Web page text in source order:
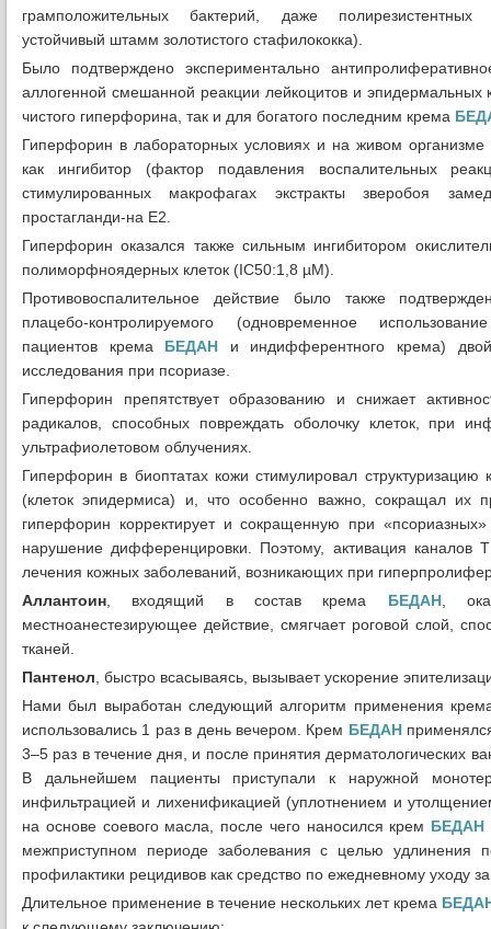
грамположительных бактерий, даже полирезистентных
устойчивый штамм золотистого стафилококка).
Было подтверждено экспериментально
аллогенной смешанной реакции лейкоцитов и эпидермальных
чистого гиперфорина, так и для богатого последним крема
Гиперфорин в лабораторных условиях и на живом организме
как ингибитор (фактор подавления воспалительных
стимулированных макрофагах экстракты зверобоя
простагланди-на Е2.
Гиперфорин оказался также сильным ингибитором
полиморфноядерных клеток (IC50:1,8 µМ).
Противовоспалительное действие было также
плацебо-контролируемого (одновременное
пациентов крема БЕДАН и индифферентного крема)
исследования при псориазе.
Гиперфорин препятствует образованию и снижает
радикалов, способных повреждать оболочку клеток, при
ультрафиолетовом облучениях.
Гиперфорин в биоптатах кожи стимулировал структуризацию
(клеток эпидермиса) и, что особенно важно, сокращал их
гиперфорин корректирует и сокращенную при
нарушение дифференцировки. Поэтому, активация
лечения кожных заболеваний, возникающих при
Аллантоин , входящий в состав крема БЕДАН,
местноанестезирующее действие, смягчает роговой слой,
тканей.
Пантенол , быстро всасываясь, вызывает ускорение
Нами был выработан следующий алгоритм применения
использовались 1 раз в день вечером. Крем БЕДАН
3–5 раз в течение дня, и после принятия дерматологических
В дальнейшем пациенты приступали к наружной
инфильтрацией и лихенификацией (уплотнением и
на основе соевого масла, после чего наносился крем БЕДАН
межприступном периоде заболевания с целью удлинения
профилактики рецидивов как средство по ежедневному уходу
Длительное применение в течение нескольких лет крема